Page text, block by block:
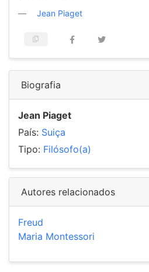
Jean Piaget
Biografia
Jean Piaget
País: Suiça
Tipo: Filósofo(a)
Autores relacionados
Freud
Maria Montessori